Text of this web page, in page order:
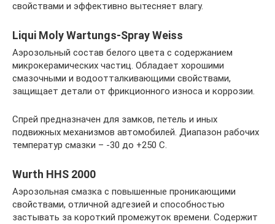
свойствами и эффективно вытесняет влагу.
Liqui Moly Wartungs-Spray Weiss
Аэрозольный состав белого цвета с содержанием
микрокерамических частиц. Обладает хорошими
смазочными и водоотталкивающими свойствами,
защищает детали от фрикционного износа и коррозии.
Спрей предназначен для замков, петель и иных
подвижных механизмов автомобилей. Диапазон рабочих
температур смазки – -30 до +250 С.
Wurth HHS 2000
Аэрозольная смазка с повышенные проникающими
свойствами, отличной адгезией и способностью
застывать за короткий промежуток времени. Содержит